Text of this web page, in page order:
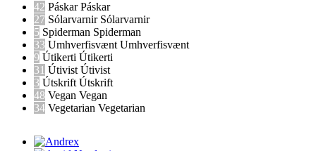
42 PáskarPáskar
27 Sólarvarnir Sólarvarnir
5 Spiderman Spiderman
33 Umhverfisvænt Umhverfisvænt
9 Útikerti Útikerti
31 Útivist Útivist
3 Útskrift Útskrift
48 Vegan Vegan
34 Vegetarian Vegetarian